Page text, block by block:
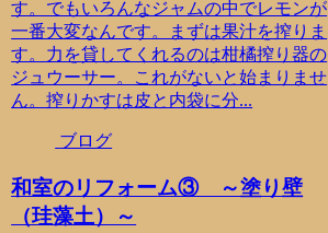
す。でもいろんなジャムの中でレモンが
一番大変なんです。まずは果汁を搾りま
す。力を貸してくれるのは柑橘搾り器の
ジュウーサー。これがないと始まりませ
ん。搾りかすは皮と内袋に分...
ブログ
和室のリフォーム③ ～塗り壁
（珪藻土）～